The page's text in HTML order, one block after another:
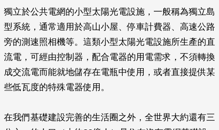
獨立於公共電網的小型太陽光電設施，一般稱為獨立島
型系統，通常適用於高山小屋、停車計費器、高速公路
旁的測速照相機等。這類小型太陽光電設施所生產的直
流電，可經由控制器，配合電器的用電需求，不須轉換
成交流電而能就地儲存在電瓶中使用，或者直接提供某
些低瓦度的特殊電器使用。
在我們基礎建設完善的生活圈之外，全世界大約還有三